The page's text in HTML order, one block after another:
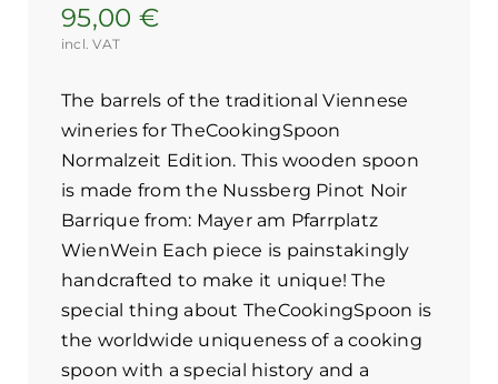
95,00€
incl. VAT
The barrels of the traditional Viennese
wineries for TheCookingSpoon
Normalzeit Edition. This wooden spoon
is made from the Nussberg Pinot Noir
Barrique from: Mayer am Pfarrplatz
WienWein Each piece is painstakingly
handcrafted to make it unique! The
special thing about TheCookingSpoon is
the worldwide uniqueness of a cooking
spoon with a special history and a